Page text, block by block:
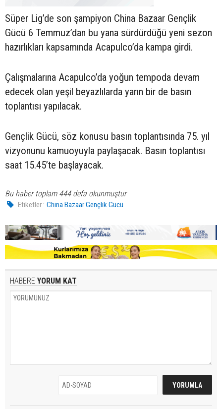
Süper Lig’de son şampiyon China Bazaar Gençlik
Gücü 6 Temmuz’dan bu yana sürdürdüğü yeni sezon
hazırlıkları kapsamında Acapulco’da kampa girdi.
Çalışmalarına Acapulco’da yoğun tempoda devam
edecek olan yeşil beyazlılarda yarın bir de basın
toplantısı yapılacak.
Gençlik Gücü, söz konusu basın toplantısında 75. yıl
vizyonunu kamuoyuyla paylaşacak. Basın toplantısı
saat 15.45’te başlayacak.
Bu haber toplam 444 defa okunmuştur
Etiketler : China Bazaar Gençlik Gücü
HABERE YORUM KAT